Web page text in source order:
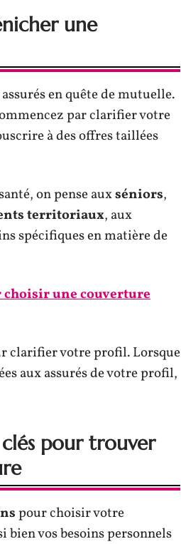
une
en quête de mutuelle.
par clarifier votre
à des offres taillées
on pense auxséniors,
territoriaux, aux
spécifiques en matière de
choisir une couverture
clarifier votre profil. Lorsque
aux assurés de votre profil,
pour trouver
pour choisir votre
bien vos besoins personnels